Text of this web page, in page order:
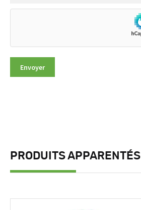
PRODUITS APPARENTÉS